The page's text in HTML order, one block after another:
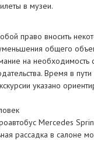
в музеи.
право вносить
общего
на необходимость
Время в пути
указано
Mercedes
рассадка в салоне